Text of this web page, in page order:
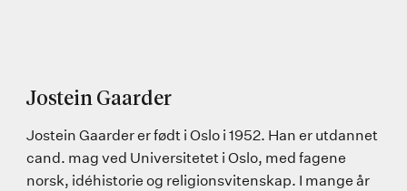
Jostein Gaarder
Jostein Gaarder er født i Oslo i 1952. Han er utdannet
cand. mag ved Universitetet i Oslo, med fagene
norsk, idéhistorie og religionsvitenskap. I mange år